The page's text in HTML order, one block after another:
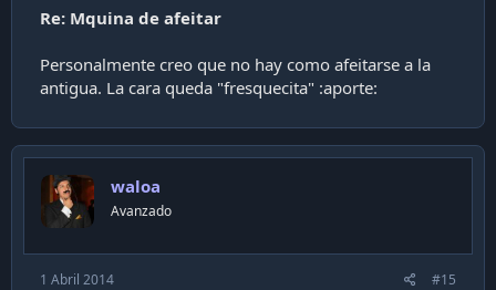
Re: Mquina de afeitar
Personalmente creo que no hay como afeitarse a la
antigua. La cara queda "fresquecita" :aporte:
waloa
Avanzado
1 Abril 2014 #15